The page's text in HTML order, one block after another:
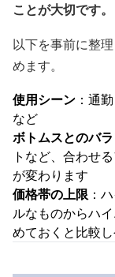
ことが大切です。
以下を事前に整
めます。
使用シーン ：通
など
ボトムスとのバ
トなど、合わせ
が変わります
価格帯の上限 ：
ルなものからハ
めておくと比較